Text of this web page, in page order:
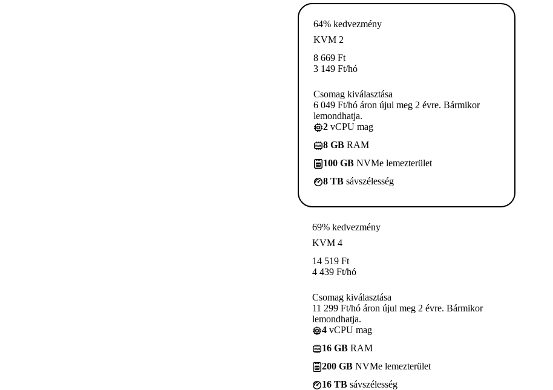
64% kedvezmény
KVM 2
8 669 Ft
3 149 Ft/hó
Csomag kiválasztása
6 049 Ft/hó áron újul meg 2 évre. Bármikor
lemondhatja.
2 vCPU mag
8 GB RAM
100 GB NVMe lemezterület
8 TB sávszélesség
69% kedvezmény
KVM 4
14 519 Ft
4 439 Ft/hó
Csomag kiválasztása
11 299 Ft/hó áron újul meg 2 évre. Bármikor
lemondhatja.
4 vCPU mag
16 GB RAM
200 GB NVMe lemezterület
16 TB sávszélesség